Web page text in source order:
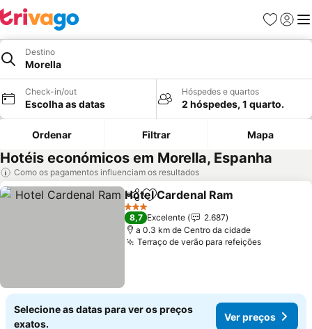
Favoritos
Iniciar
Destino
Morella
Check-in/out
Escolha as datas
Hóspedes e quartos
2 hóspedes, 1 quarto.
Ordenar Filtrar Mapa
Hotéis económicos em Morella, Espanha
Como os pagamentos influenciam os resultados
PartilharAdicionar aos favoritos
Hotel Cardenal Ram
3 Estrelas
8,7 Excelente
2.687
a 0.3 km de Centro da cidade
Terraço de verão para refeições
Selecione as datas para ver os preços
exatos.
Ver preços